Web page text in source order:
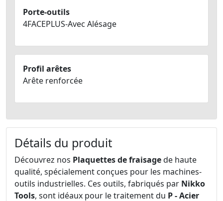
Porte-outils
4FACEPLUS-Avec Alésage
Profil arêtes
Arête renforcée
Détails du produit
Découvrez nos Plaquettes de fraisagede haute
qualité, spécialement conçues pour les machines-
outils industrielles. Ces outils, fabriqués par Nikko
Tools, sont idéaux pour le traitement du P - Acier